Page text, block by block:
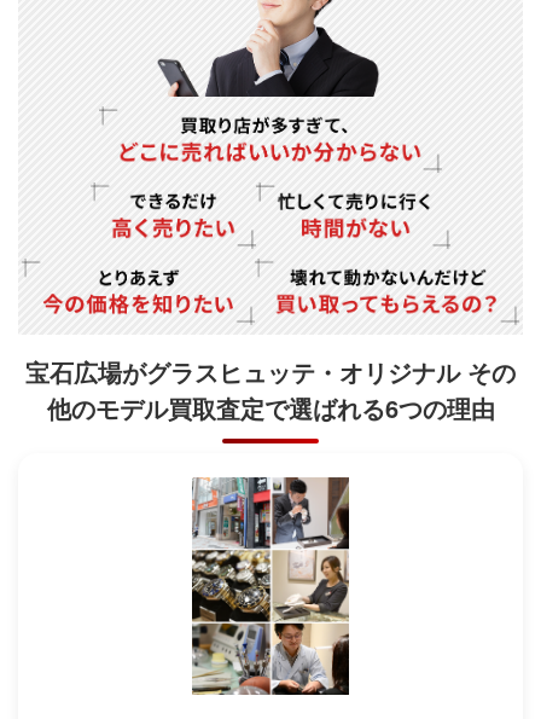
宝石広場がグラスヒュッテ・オリジナル その
他のモデル買取査定で選ばれる6つの理由